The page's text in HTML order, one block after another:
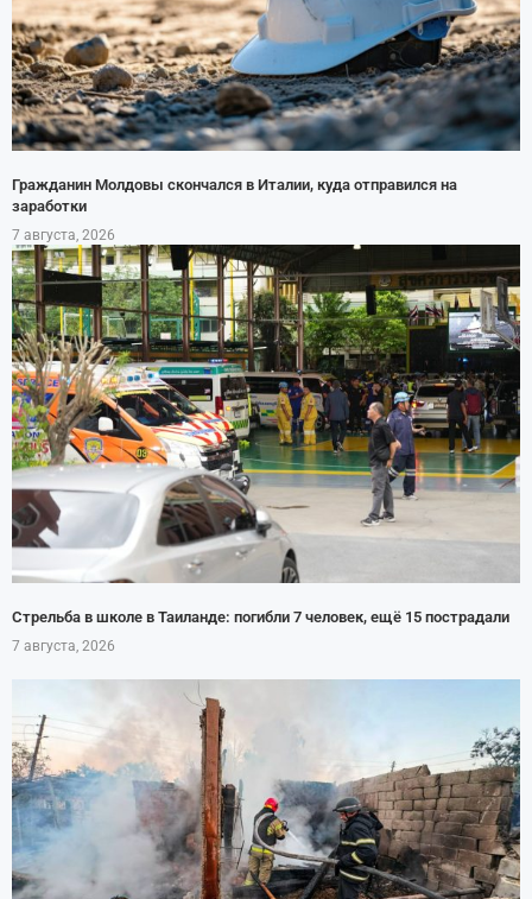
Гражданин Молдовы скончался в Италии, куда отправился на
заработки
7 августа, 2026
Стрельба в школе в Таиланде: погибли 7 человек, ещё 15 пострадали
7 августа, 2026